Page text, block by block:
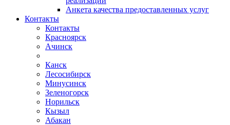
Анкета качества предоставленных услуг
Контакты
Контакты
Красноярск
Ачинск
Канск
Лесосибирск
Минусинск
Зеленогорск
Норильск
Кызыл
Абакан